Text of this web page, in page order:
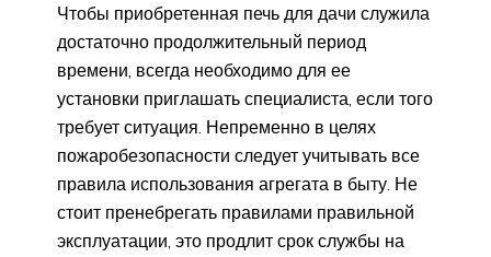
Чтобы приобретенная печь для дачи служила
достаточно продолжительный период
времени, всегда необходимо для ее
установки приглашать специалиста, если того
требует ситуация. Непременно в целях
пожаробезопасности следует учитывать все
правила использования агрегата в быту. Не
стоит пренебрегать правилами правильной
эксплуатации, это продлит срок службы на